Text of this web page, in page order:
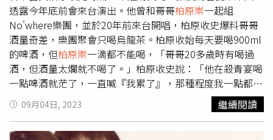
時，「他們全都是因為喜歡才有辦法一直做下去」。潘重威
這次與妻子林貴敏一同擔任評審，林貴敏曾是昔日EMI唱片
副總，還參與過重金挖角王菲從新藝寶跳槽到該公司，提到
王菲，林貴敏說：「我覺得她從來都不是耍大牌，她其實是
害羞，怕尷尬，所以話少，被誤解了。」她也讚美王菲就是
堅持喜歡的音樂，才有現在的成就，她建議害羞的同學也不
要輕易放棄。
透露今年底前會來台演出。他曾和哥哥柏原崇一起組
No'where樂團，並於20年前來台開唱，柏原收史爆料哥哥
酒量奇差，樂團聚會只喝烏龍茶。柏原收始每天要喝900ml
的啤酒，但柏原崇一滴都不能喝，「哥哥20多歲時有喝過
酒，但酒量太爛就不喝了。」柏原收史說：「他在殺青宴喝
一點啤酒就茫了，一直喊『我累了』，那種程度我一點都不
覺得有酒精進入體內。」
喝醉倒頭就睡，柏原收史則
會變得傻傻呆呆，兄弟倆酒量和喝醉後的反應都不同。柏原
收史和哥哥柏原崇曾在20年前來台開唱。（圖／摘自柏原收
09月04日, 2023 繼續閱讀